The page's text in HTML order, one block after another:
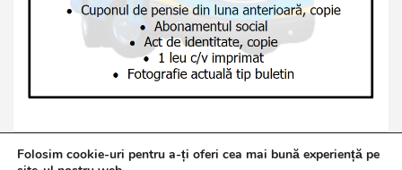
Folosim cookie-uri pentru a-ți oferi cea mai bună experiență pe